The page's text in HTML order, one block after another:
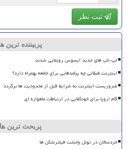
ثبت نظر
پربیننده ترین
لپ تاپ های جدید ایسوس رونمایی شدند
اینترنت طبقاتی چه پیامدهایی برای جامعه بهمراه دارد؟
ضروریست اینترنت به شرایط قبل از محدودیت ها برگردد
گام اروپا برای خودکفایی در ارتباطات ماهواره ای
پربحث ترین ها
خردسالان در تونل وحشت فیلترشکن ها